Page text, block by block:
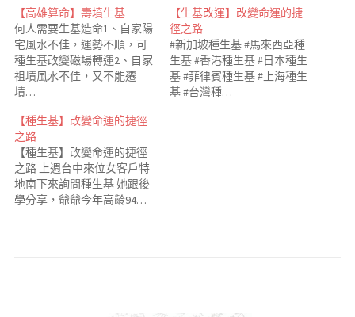
【高雄算命】壽墳生基
何人需要生基造命1、自家陽
宅風水不佳，運勢不順，可
種生基改變磁場轉運2、自家
祖墳風水不佳，又不能遷
墳…
【生基改運】改變命運的捷
徑之路
#新加坡種生基 #馬來西亞種
生基 #香港種生基 #日本種生
基 #菲律賓種生基 #上海種生
基 #台灣種…
【種生基】改變命運的捷徑
之路
【種生基】改變命運的捷徑
之路 上週台中來位女客戶特
地南下來詢問種生基 她跟後
學分享，爺爺今年高齡94…